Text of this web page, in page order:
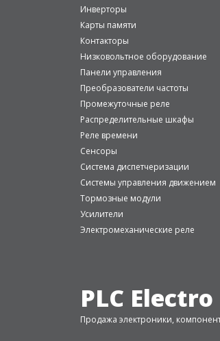
Инверторы
Карты памяти
Контакторы
Низковольтное оборудование
Панели управления
Преобразователи частоты
Промежуточные реле
Распределительные шкафы
Реле времени
Сенсоры
Система диспетчеризации
Системы управления движением
Тормозные модули
Усилители
Электромеханические реле
PLC Electro
Продажа электроники,